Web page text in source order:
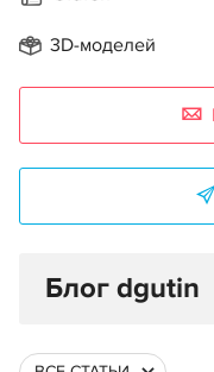
3D-моделей
Блог dgutin